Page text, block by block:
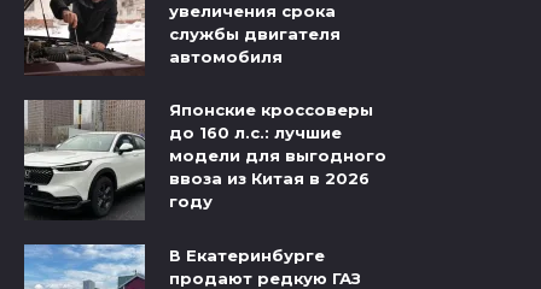
увеличения срока
службы двигателя
автомобиля
Японские кроссоверы
до 160 л.с.: лучшие
модели для выгодного
ввоза из Китая в 2026
году
В Екатеринбурге
продают редкую ГАЗ